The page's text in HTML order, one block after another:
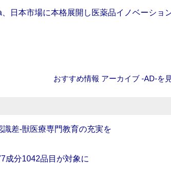
日本市場に本格展開し医薬品イノベーショ
おすすめ情報 アーカイブ ‐AD‐を
差‐獣医療専門教育の充実を
成分1042品目が対象に